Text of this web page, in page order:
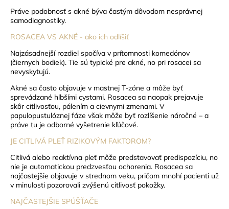
Práve podobnosť s akné býva častým dôvodom nesprávnej
samodiagnostiky.
ROSACEA VS AKNÉ - ako ich odlíšiť
Najzásadnejší rozdiel spočíva v prítomnosti komedónov
(čiernych bodiek). Tie sú typické pre akné, no pri rosacei sa
nevyskytujú.
Akné sa často objavuje v mastnej T-zóne a môže byť
sprevádzané hlbšími cystami. Rosacea sa naopak prejavuje
skôr citlivosťou, pálením a cievnymi zmenami. V
papulopustulóznej fáze však môže byť rozlíšenie náročné – a
práve tu je odborné vyšetrenie kľúčové.
JE CITLIVÁ PLEŤ RIZIKOVÝM FAKTOROM?
Citlivá alebo reaktívna pleť môže predstavovať predispozíciu, no
nie je automatickou predzvesťou ochorenia. Rosacea sa
najčastejšie objavuje v strednom veku, pričom mnohí pacienti už
v minulosti pozorovali zvýšenú citlivosť pokožky.
NAJČASTEJŠIE SPÚŠŤAČE